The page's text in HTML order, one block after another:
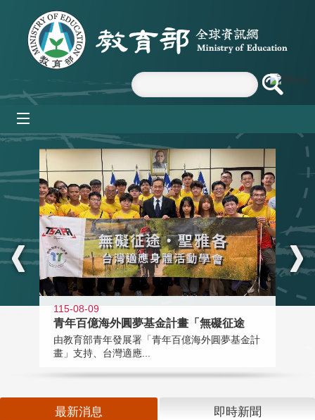
跳到主要內容區塊
:::
115-08-09
青年百億海外圓夢基金計畫「無礙征途
由教育部青年發展署「青年百億海外圓夢基金計
畫」支持、台灣適應...
最新消息 即時新聞